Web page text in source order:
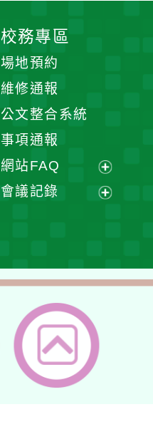
校務專區
場地預約
維修通報
公文整合系統
事項通報
網站FAQ
展
開
會議記錄
單